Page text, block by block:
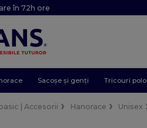
în 72h ore
Sacoșe și genți Tricouri polo
| Accesorii Hanorace Unisex